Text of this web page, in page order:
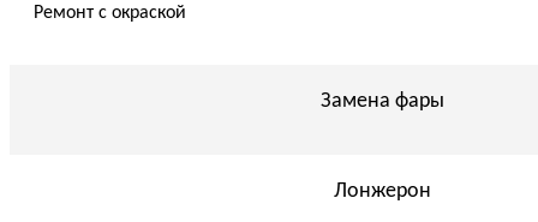
Ремонт с окраской
Замена фары
Лонжерон